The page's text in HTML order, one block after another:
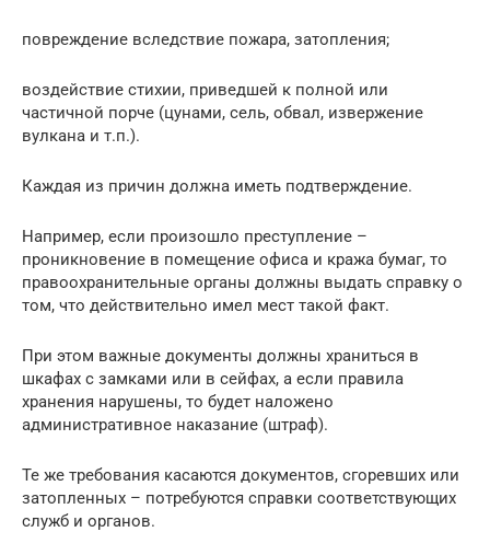
повреждение вследствие пожара, затопления;
воздействие стихии, приведшей к полной или
частичной порче (цунами, сель, обвал, извержение
вулкана и т.п.).
Каждая из причин должна иметь подтверждение.
Например, если произошло преступление –
проникновение в помещение офиса и кража бумаг, то
правоохранительные органы должны выдать справку о
том, что действительно имел мест такой факт.
При этом важные документы должны храниться в
шкафах с замками или в сейфах, а если правила
хранения нарушены, то будет наложено
административное наказание (штраф).
Те же требования касаются документов, сгоревших или
затопленных – потребуются справки соответствующих
служб и органов.